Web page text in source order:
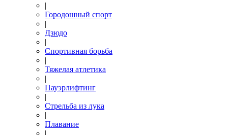
|
Городошный спорт
|
Дзюдо
|
Спортивная борьба
|
Тяжелая атлетика
|
Пауэрлифтинг
|
Стрельба из лука
|
Плавание
|